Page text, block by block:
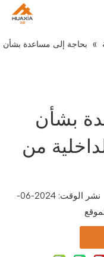
»
بحاجة إلى مساعدة بشأن
بشأن
من
الكاتب:محرر الموقع نشر الوقت: 2024-06-